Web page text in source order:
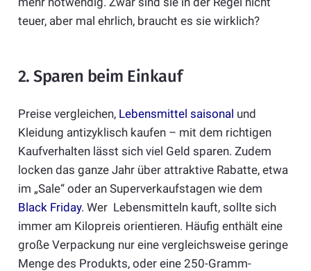
teuer, aber mal ehrlich, braucht es sie wirklich?
2. Sparen beim Einkauf
Preise vergleichen, Lebensmittel saisonal und
Kleidung antizyklisch kaufen – mit dem richtigen
Kaufverhalten lässt sich viel Geld sparen. Zudem
locken das ganze Jahr über attraktive Rabatte, etwa
im „Sale“ oder an Superverkaufstagen wie dem
Black Friday. Wer Lebensmitteln kauft, sollte sich
immer am Kilopreis orientieren. Häufig enthält eine
große Verpackung nur eine vergleichsweise geringe
Menge des Produkts, oder eine 250-Gramm-